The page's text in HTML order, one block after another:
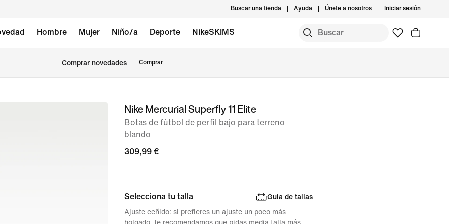
Buscar una tienda Ayuda Únete a nosotros Iniciar sesión
Hombre Mujer Niño/a Deporte NikeSKIMS
Comprar novedades Comprar
ImagenNike Mercurial Superfly 11 Elite
Botas de fútbol de perfil bajo para terreno
blando
309,99 €
Selecciona tu talla Guía de tallas
Ajuste ceñido: si prefieres un ajuste un poco más